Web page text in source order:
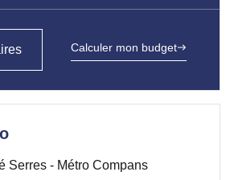
Calculer mon budget
Serres - Métro Compans